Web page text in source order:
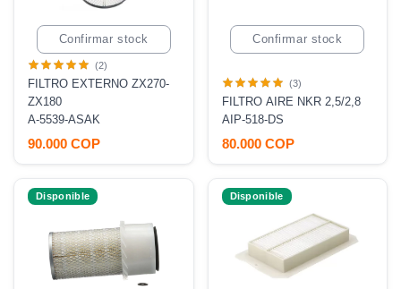
Confirmar stock
(2)
FILTRO EXTERNO ZX270-
ZX180
A-5539-ASAK
90.000 COP
Confirmar stock
(3)
FILTRO AIRE NKR 2,5/2,8
AIP-518-DS
80.000 COP
Disponible Disponible